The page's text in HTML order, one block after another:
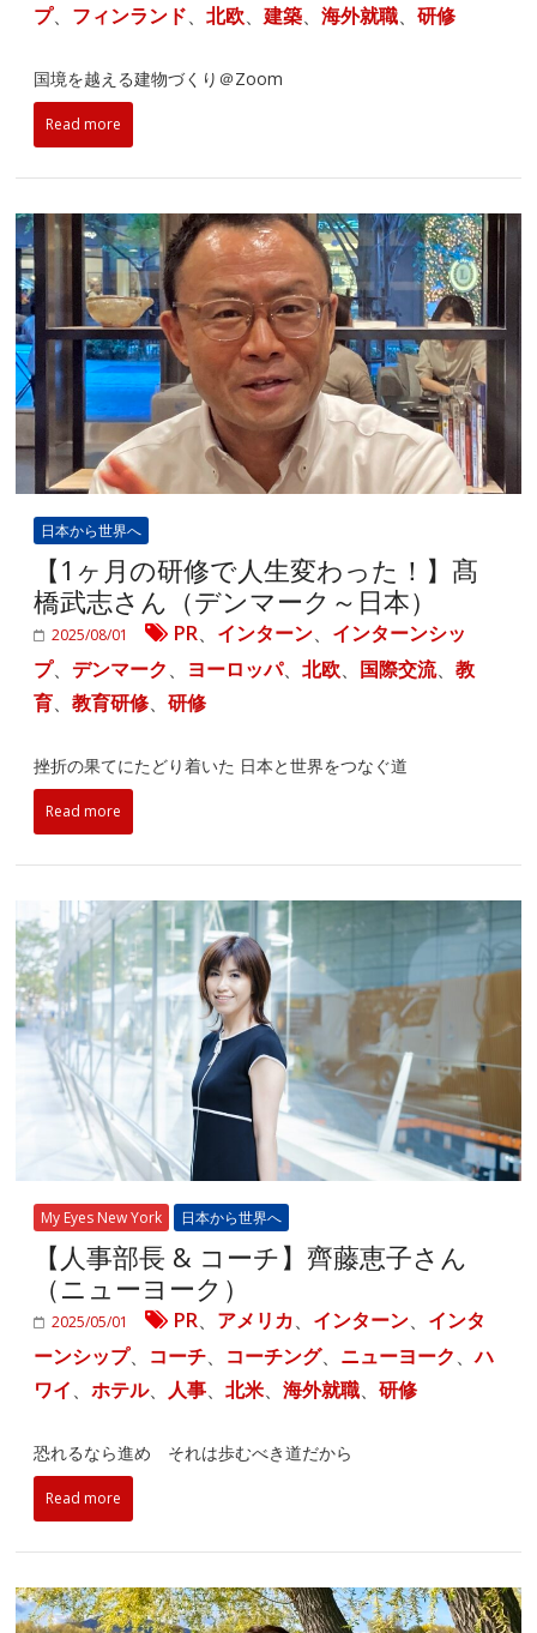
プ、 フィンランド、北欧、建築、海外就職、研修
国境を越える建物づくり＠Zoom
Read more
日本から世界へ
【1ヶ月の研修で人生変わった！】髙
橋武志さん（デンマーク～日本）
2025/08/01 PR、 インターン、 インターンシッ
プ、デンマーク、 ヨーロッパ、北欧、 国際交流、教
育、教育研修、研修
挫折の果てにたどり着いた 日本と世界をつなぐ道
Read more
My Eyes New York 日本から世界へ
【人事部長 & コーチ】齊藤恵子さん
（ニューヨーク）
2025/05/01 PR、 アメリカ、 インターン、 インタ
ーンシップ、 コーチ、 コーチング、 ニューヨーク、ハ
ワイ、ホテル、 人事、北米、海外就職、研修
恐れるなら進め それは歩むべき道だから
Read more